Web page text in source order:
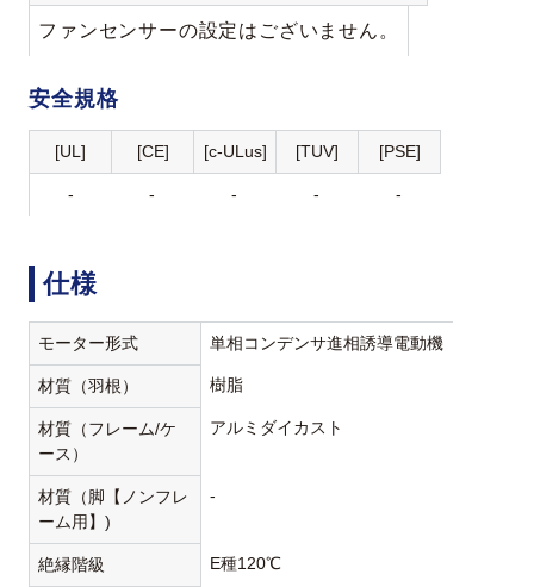
ファンセンサーの設定はございません。
安全規格
[UL] [CE] [c-ULus] [TUV] [PSE]
- - - - -
仕様
モーター形式 単相コンデンサ進相誘導電動機
材質（羽根） 樹脂
材質（フレーム/ケ
ース）
アルミダイカスト
材質（脚【ノンフレ
ーム用】)
-
絶縁階級 E種120℃